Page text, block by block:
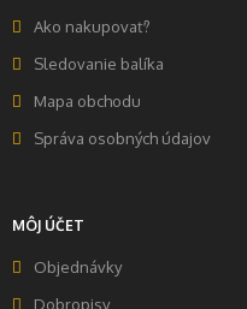
Ako nakupovať?
Sledovanie balíka
Mapa obchodu
Správa osobných údajov
MÔJ ÚČET
Objednávky
Dobropisy